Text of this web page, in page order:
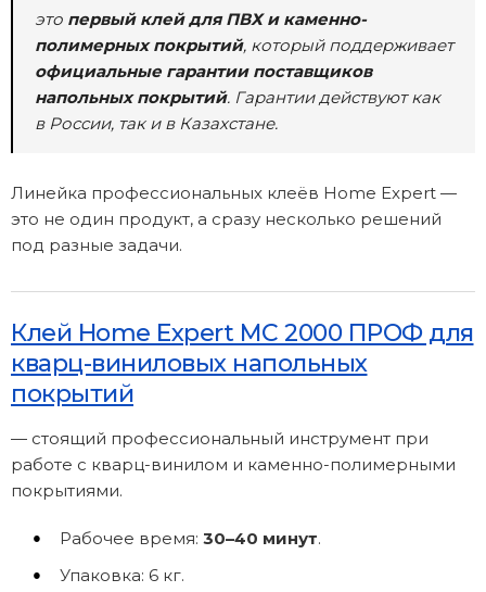
это первый клей для ПВХ и каменно-
полимерных покрытий, который поддерживает
официальные гарантии поставщиков
напольных покрытий. Гарантии действуют как
в России, так и в Казахстане.
Линейка профессиональных клеёв Home Expert —
это не один продукт, а сразу несколько решений
под разные задачи.
Клей Home Expert МС 2000 ПРОФ для
кварц-виниловых напольных
покрытий
— стоящий профессиональный инструмент при
работе с кварц-винилом и каменно-полимерными
покрытиями.
Рабочее время: 30–40 минут.
Упаковка: 6 кг.